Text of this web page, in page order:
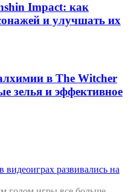
Impact: как
и улучшать их
в The Witcher
зелья и эффективное
видеоиграх развивались на